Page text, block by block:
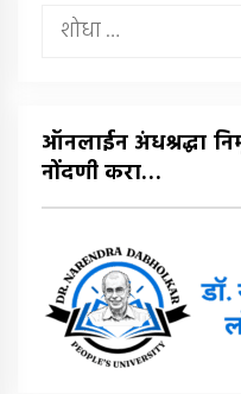
यांचा
ऑनलाईन अंधश्रद्धा
नोंदणी करा…